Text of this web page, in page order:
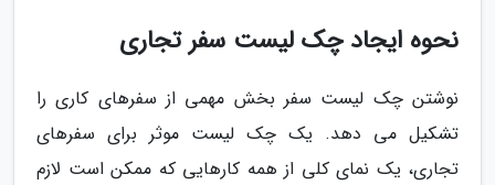
نحوه ایجاد چک لیست سفر تجاری
نوشتن چک لیست سفر بخش مهمی از سفرهای کاری را
تشکیل می دهد. یک چک لیست موثر برای سفرهای
تجاری، یک نمای کلی از همه کارهایی که ممکن است لازم